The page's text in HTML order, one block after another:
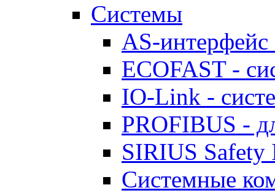
Системы
AS-
ECOFAST -
IO-Link -
PROFIBUS -
SIRIUS Safety
Системные